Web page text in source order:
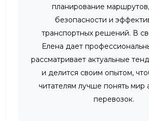
планирование
безопасности и
транспортных решений. В
Елена дает
рассматривает актуальные
и делится своим опытом,
читателям лучше понять мир
перевозок.